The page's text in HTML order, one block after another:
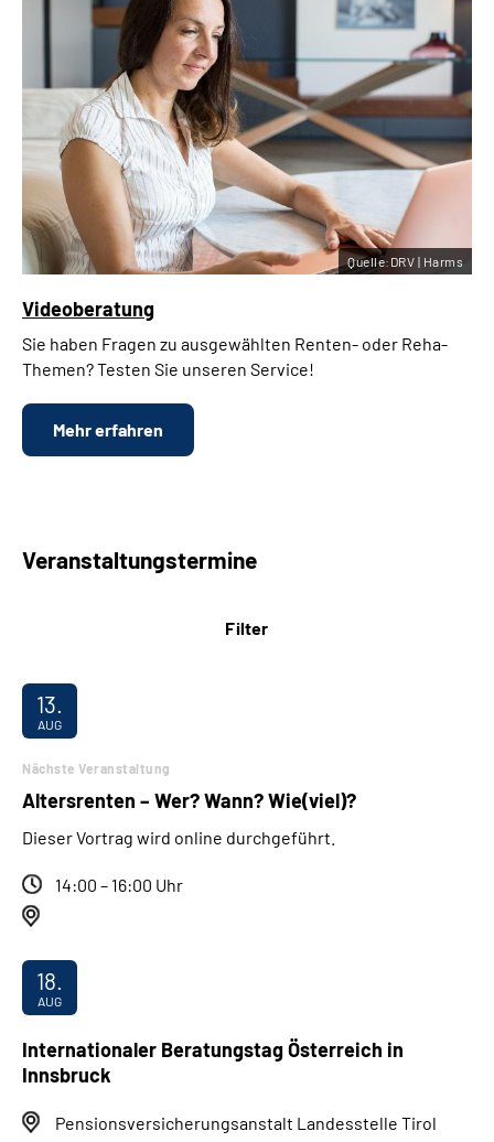
Videoberatung
Sie haben Fragen zu ausgewählten Renten- oder Reha-
Themen? Testen Sie unseren Service!
Mehr erfahren
Quelle:DRV | Harms
Veranstaltungstermine
Filter
Nächste Veranstaltung
Altersrenten – Wer? Wann? Wie(viel)?
Dieser Vortrag wird online durchgeführt.
14:00 – 16:00 Uhr
13.
AUG
Internationaler Beratungstag Österreich in
Innsbruck
Pensionsversicherungsanstalt Landesstelle Tirol
18.
AUG